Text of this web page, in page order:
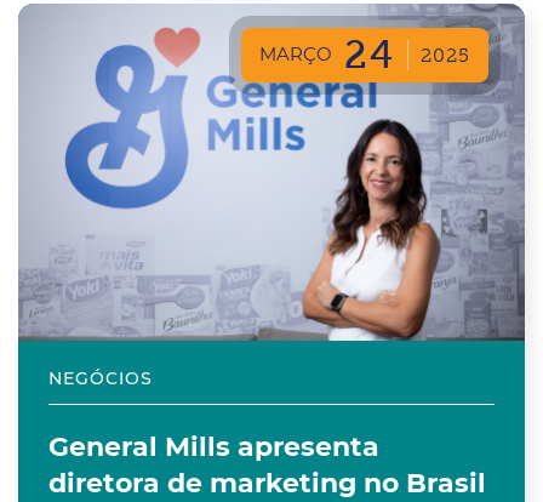
MARÇO 24 2025
NEGÓCIOS
General Mills apresenta
diretora de marketing no Brasil